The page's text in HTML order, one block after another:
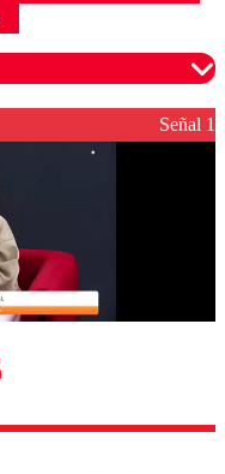
para garantizar un
Enviar comentario
Señal 1